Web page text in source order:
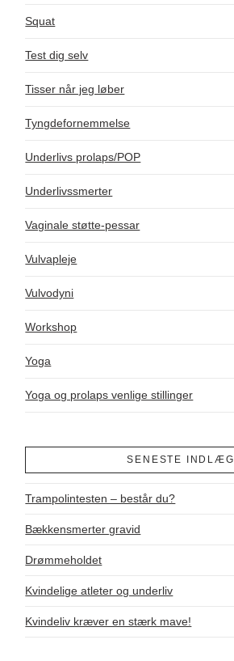
Squat
Test dig selv
Tisser når jeg løber
Tyngdefornemmelse
Underlivs prolaps/POP
Underlivssmerter
Vaginale støtte-pessar
Vulvapleje
Vulvodyni
Workshop
Yoga
Yoga og prolaps venlige stillinger
SENESTE INDLÆG
Trampolintesten – består du?
Bækkensmerter gravid
Drømmeholdet
Kvindelige atleter og underliv
Kvindeliv kræver en stærk mave!